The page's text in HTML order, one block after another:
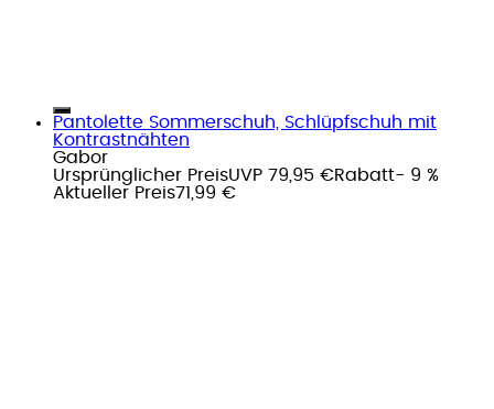
Pantolette Sommerschuh, Schlüpfschuh mit
Kontrastnähten
Gabor
Ursprünglicher PreisUVP 79,95 €Rabatt- 9 %
Aktueller Preis71,99 €